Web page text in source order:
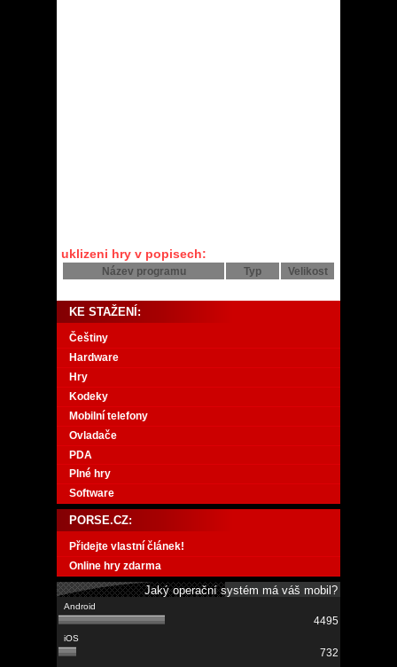
uklizeni hry v popisech:
Název programu Typ Velikost
KE STAŽENÍ:
Češtiny
Hardware
Hry
Kodeky
Mobilní telefony
Ovladače
PDA
Plné hry
Software
PORSE.CZ:
Přidejte vlastní článek!
Online hry zdarma
Jaký operační systém má váš mobil?
4495
732